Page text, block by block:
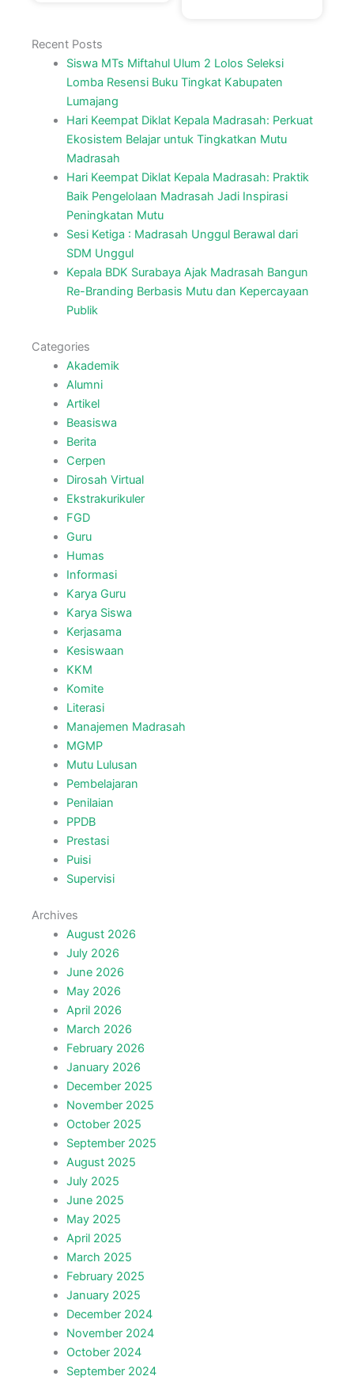
Recent Posts
Siswa MTs Miftahul Ulum 2 Lolos Seleksi
Lomba Resensi Buku Tingkat Kabupaten
Lumajang
Hari Keempat Diklat Kepala Madrasah: Perkuat
Ekosistem Belajar untuk Tingkatkan Mutu
Madrasah
Hari Keempat Diklat Kepala Madrasah: Praktik
Baik Pengelolaan Madrasah Jadi Inspirasi
Peningkatan Mutu
Sesi Ketiga : Madrasah Unggul Berawal dari
SDM Unggul
Kepala BDK Surabaya Ajak Madrasah Bangun
Re-Branding Berbasis Mutu dan Kepercayaan
Publik
Categories
Akademik
Alumni
Artikel
Beasiswa
Berita
Cerpen
Dirosah Virtual
Ekstrakurikuler
FGD
Guru
Humas
Informasi
Karya Guru
Karya Siswa
Kerjasama
Kesiswaan
KKM
Komite
Literasi
Manajemen Madrasah
MGMP
Mutu Lulusan
Pembelajaran
Penilaian
PPDB
Prestasi
Puisi
Supervisi
Archives
August 2026
July 2026
June 2026
May 2026
April 2026
March 2026
February 2026
January 2026
December 2025
November 2025
October 2025
September 2025
August 2025
July 2025
June 2025
May 2025
April 2025
March 2025
February 2025
January 2025
December 2024
November 2024
October 2024
September 2024